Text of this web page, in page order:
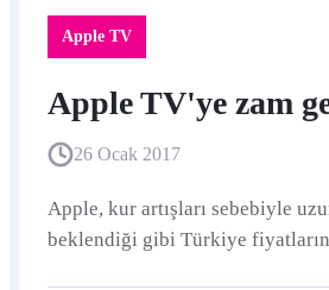
Apple TV
Apple TV'ye zam
26 Ocak 2017
Apple, kur artışları sebebiyle
beklendiği gibi Türkiye